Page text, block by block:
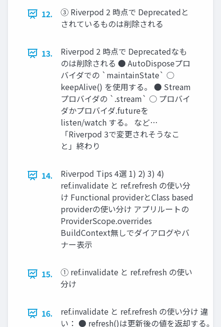
12.
③ Riverpod 2 時点で Deprecatedと
されているものは削除される
13.
Riverpod 2 時点で Deprecatedなも
のは削除される ● AutoDisposeプロ
バイダでの `maintainState` ○
keepAlive() を使用する。 ● Stream
プロバイダの `.stream` ○ プロバイ
ダかプロバイダ.futureを
listen/watch する。 など…
「Riverpod 3で変更されそうなこ
と」終わり
14.
Riverpod Tips 4選 1) 2) 3) 4)
ref.invalidate と ref.refresh の使い分
け Functional providerとClass based
providerの使い分け アプリルートの
ProviderScope.overrides
BuildContext無しでダイアログやバ
ナー表示
15.
① ref.invalidate と ref.refresh の使い
分け
16.
ref.invalidate と ref.refresh の使い分け 違
い： ● refresh()は更新後の値を返却する。